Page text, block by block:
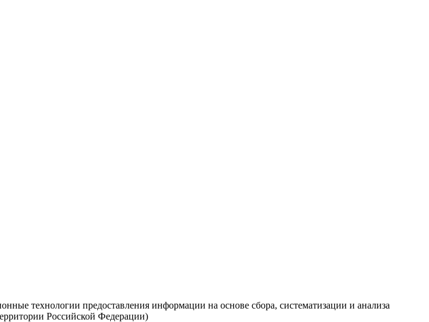
технологии предоставления информации на основе сбора, систематизации и анализа
Российской Федерации)